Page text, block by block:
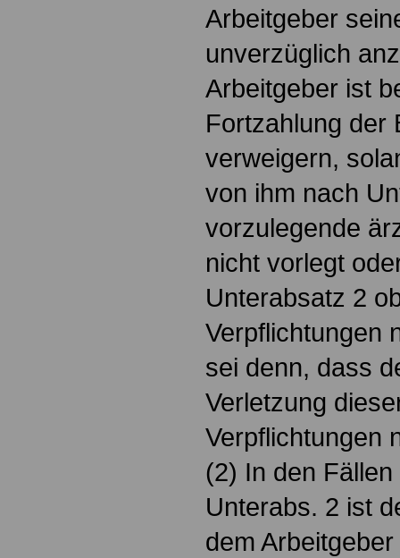
Arbeitgeber
unverzüglich
Arbeitgeber ist
Fortzahlung der
verweigern,
von ihm nach
vorzulegende
nicht vorlegt
Unterabsatz 2
Verpflichtungen
sei denn, dass
Verletzung
Verpflichtungen
(2) In den
Unterabs. 2 ist
dem